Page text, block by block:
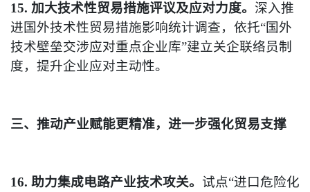
15. 加大技术性贸易措施评议及应对力度。 深入推
进国外技术性贸易措施影响统计调查，依托“国外
技术壁垒交涉应对重点企业库”建立关企联络员制
度，提升企业应对主动性。
三、推动产业赋能更精准，进一步强化贸易支撑
16. 助力集成电路产业技术攻关。 试点“进口危险化